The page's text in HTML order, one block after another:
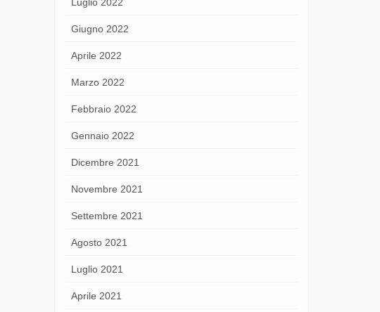
Luglio 2022
Giugno 2022
Aprile 2022
Marzo 2022
Febbraio 2022
Gennaio 2022
Dicembre 2021
Novembre 2021
Settembre 2021
Agosto 2021
Luglio 2021
Aprile 2021